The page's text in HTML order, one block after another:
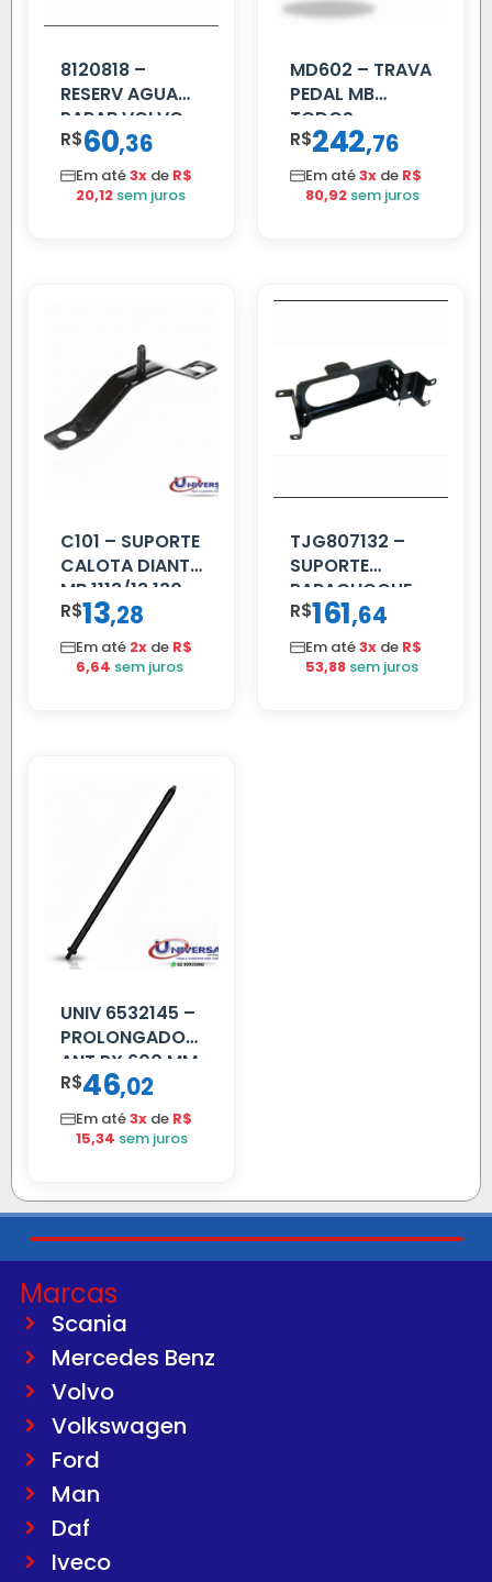
8120818 –
RESERV AGUA
PARAB VOLVO
EDC
R$60,36
Em até3x de R$
20,12 sem juros
MD602 – TRAVA
PEDAL MB
TODOS
R$242,76
Em até3x de R$
80,92 sem juros
C101 – SUPORTE
CALOTA DIANT
MB 1113/13.130
R$13,28
Em até 2x de R$
6,64 sem juros
TJG807132 –
SUPORTE
PARACHOQUE
VW 12.170 LD
R$161,64
Em até3x de R$
53,88 sem juros
UNIV 6532145 –
PROLONGADOR
ANT PX 600 MM
FIBRA PRETA
R$46,02
Em até3x de R$
15,34 sem juros
Marcas
Scania
Mercedes Benz
Volvo
Volkswagen
Ford
Man
Daf
Iveco